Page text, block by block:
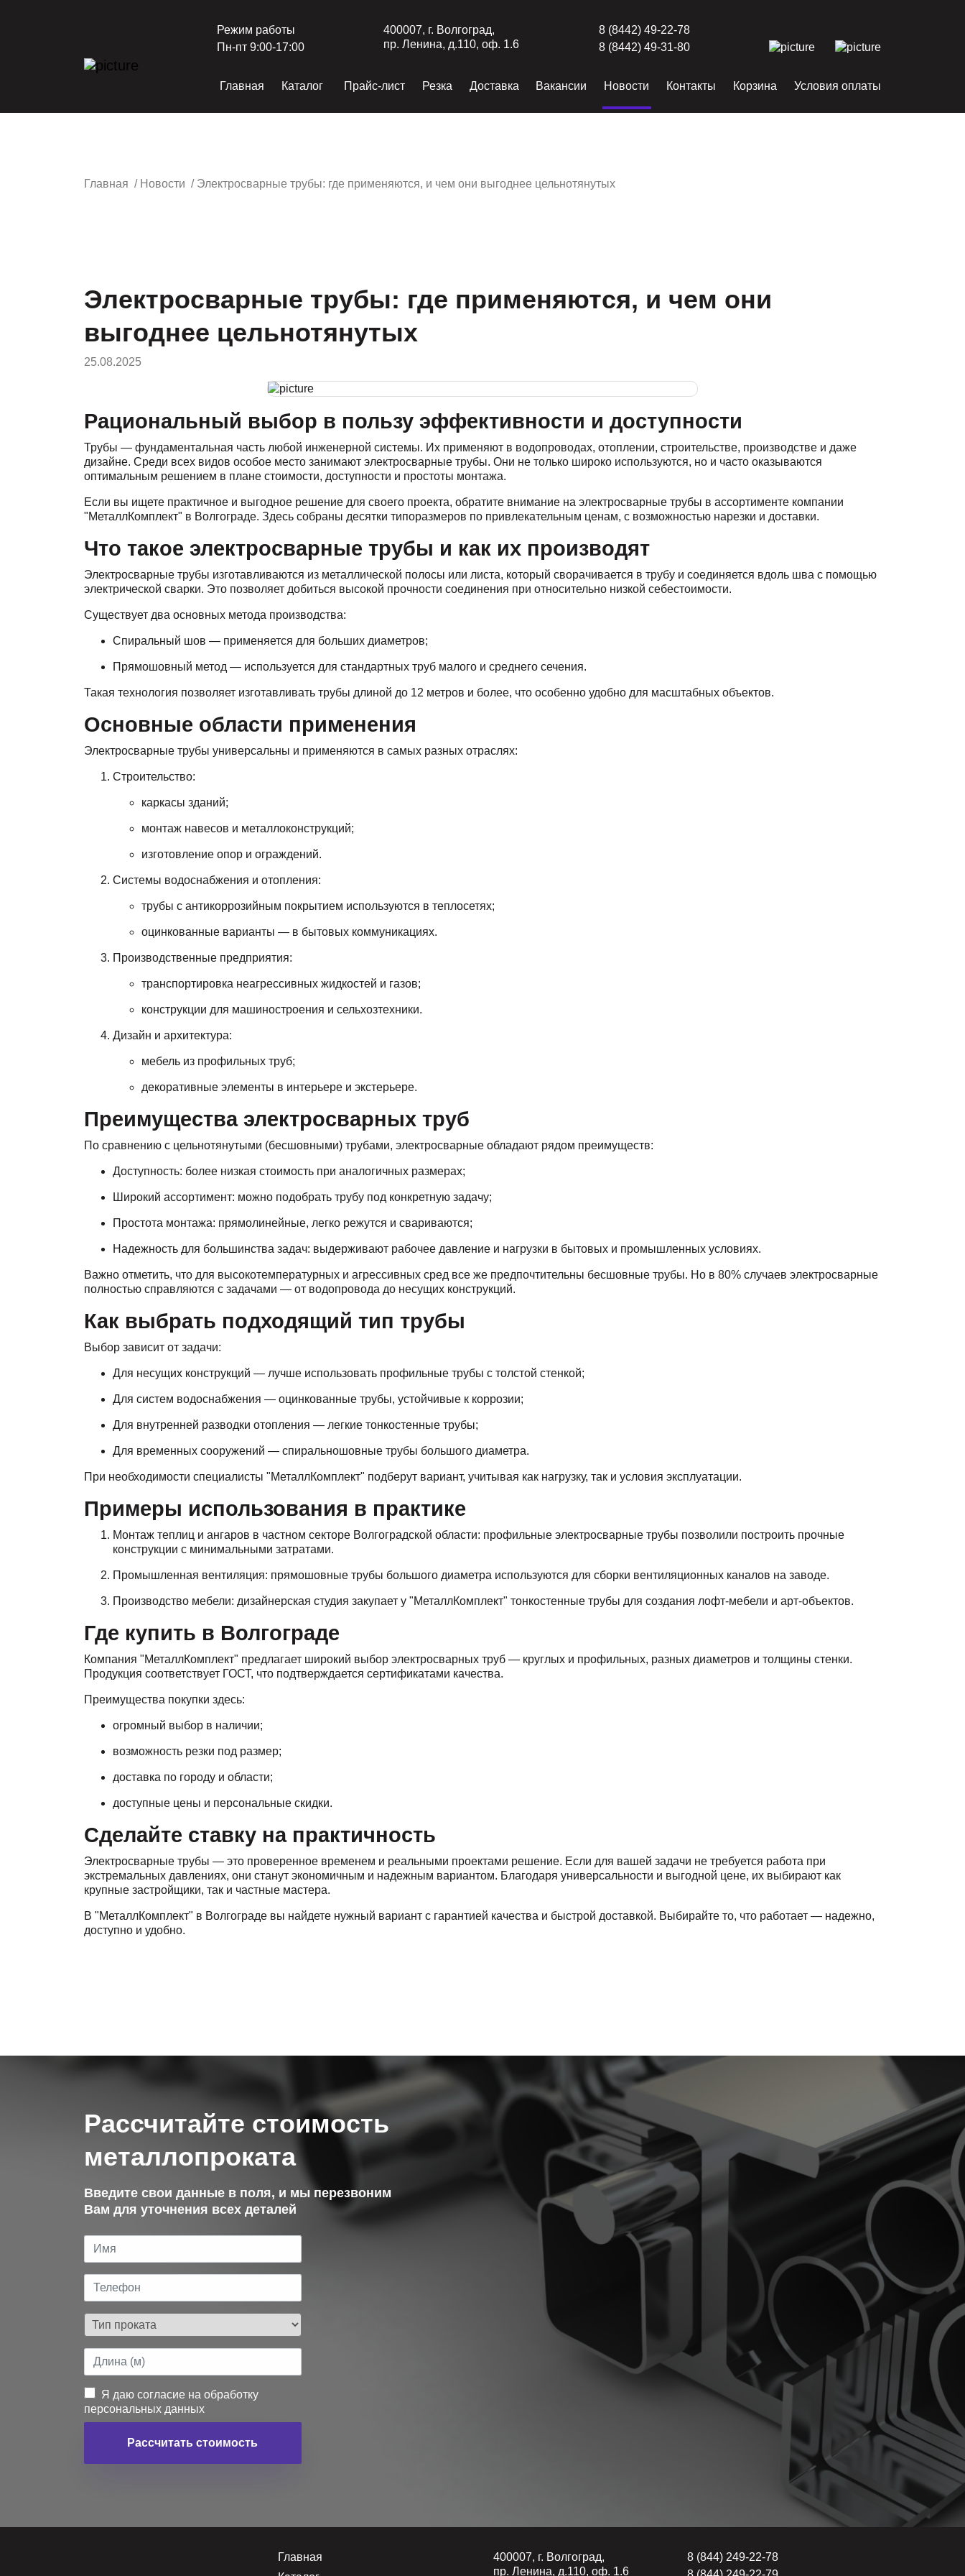
Главная Каталог Прайс-лист Резка Доставка Вакансии Новости Контакты Корзина Условия оплаты
Режим работы
Пн-пт 9:00-17:00
400007, г. Волгоград,
пр. Ленина, д.110, оф. 1.6
8 (8442) 49-22-78
8 (8442) 49-31-80
Главная / Новости / Электросварные трубы: где применяются, и чем они выгоднее цельнотянутых
Электросварные трубы: где применяются, и чем они
выгоднее цельнотянутых
25.08.2025
Рациональный выбор в пользу эффективности и доступности
Трубы — фундаментальная часть любой инженерной системы. Их применяют в водопроводах, отоплении, строительстве, производстве и даже
дизайне. Среди всех видов особое место занимают электросварные трубы. Они не только широко используются, но и часто оказываются
оптимальным решением в плане стоимости, доступности и простоты монтажа.
Если вы ищете практичное и выгодное решение для своего проекта, обратите внимание на электросварные трубы в ассортименте компании
"МеталлКомплект" в Волгограде. Здесь собраны десятки типоразмеров по привлекательным ценам, с возможностью нарезки и доставки.
Что такое электросварные трубы и как их производят
Электросварные трубы изготавливаются из металлической полосы или листа, который сворачивается в трубу и соединяется вдоль шва с помощью
электрической сварки. Это позволяет добиться высокой прочности соединения при относительно низкой себестоимости.
Существует два основных метода производства:
Спиральный шов — применяется для больших диаметров;
Прямошовный метод — используется для стандартных труб малого и среднего сечения.
Такая технология позволяет изготавливать трубы длиной до 12 метров и более, что особенно удобно для масштабных объектов.
Основные области применения
Электросварные трубы универсальны и применяются в самых разных отраслях:
Строительство:
каркасы зданий;
монтаж навесов и металлоконструкций;
изготовление опор и ограждений.
Системы водоснабжения и отопления:
трубы с антикоррозийным покрытием используются в теплосетях;
оцинкованные варианты — в бытовых коммуникациях.
Производственные предприятия:
транспортировка неагрессивных жидкостей и газов;
конструкции для машиностроения и сельхозтехники.
Дизайн и архитектура:
мебель из профильных труб;
декоративные элементы в интерьере и экстерьере.
Преимущества электросварных труб
По сравнению с цельнотянутыми (бесшовными) трубами, электросварные обладают рядом преимуществ:
Доступность: более низкая стоимость при аналогичных размерах;
Широкий ассортимент: можно подобрать трубу под конкретную задачу;
Простота монтажа: прямолинейные, легко режутся и свариваются;
Надежность для большинства задач: выдерживают рабочее давление и нагрузки в бытовых и промышленных условиях.
Важно отметить, что для высокотемпературных и агрессивных сред все же предпочтительны бесшовные трубы. Но в 80% случаев электросварные
полностью справляются с задачами — от водопровода до несущих конструкций.
Как выбрать подходящий тип трубы
Выбор зависит от задачи:
Для несущих конструкций — лучше использовать профильные трубы с толстой стенкой;
Для систем водоснабжения — оцинкованные трубы, устойчивые к коррозии;
Для внутренней разводки отопления — легкие тонкостенные трубы;
Для временных сооружений — спиральношовные трубы большого диаметра.
При необходимости специалисты "МеталлКомплект" подберут вариант, учитывая как нагрузку, так и условия эксплуатации.
Примеры использования в практике
Монтаж теплиц и ангаров в частном секторе Волгоградской области: профильные электросварные трубы позволили построить прочные
конструкции с минимальными затратами.
Промышленная вентиляция: прямошовные трубы большого диаметра используются для сборки вентиляционных каналов на заводе.
Производство мебели: дизайнерская студия закупает у "МеталлКомплект" тонкостенные трубы для создания лофт-мебели и арт-объектов.
Где купить в Волгограде
Компания "МеталлКомплект" предлагает широкий выбор электросварных труб — круглых и профильных, разных диаметров и толщины стенки.
Продукция соответствует ГОСТ, что подтверждается сертификатами качества.
Преимущества покупки здесь:
огромный выбор в наличии;
возможность резки под размер;
доставка по городу и области;
доступные цены и персональные скидки.
Сделайте ставку на практичность
Электросварные трубы — это проверенное временем и реальными проектами решение. Если для вашей задачи не требуется работа при
экстремальных давлениях, они станут экономичным и надежным вариантом. Благодаря универсальности и выгодной цене, их выбирают как
крупные застройщики, так и частные мастера.
В "МеталлКомплект" в Волгограде вы найдете нужный вариант с гарантией качества и быстрой доставкой. Выбирайте то, что работает — надежно,
доступно и удобно.
Рассчитайте стоимость
металлопроката
Введите свои данные в поля, и мы перезвоним
Вам для уточнения всех деталей
Я даю согласие на обработку
персональных данных
Рассчитать стоимость
Главная
400007, г. Волгоград,
пр. Ленина, д.110, оф. 1.6
8 (844) 249-22-78